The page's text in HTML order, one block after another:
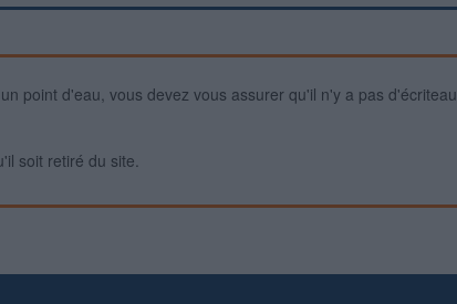
point d'eau, vous devez vous assurer qu'il n'y a pas d'écriteau
soit retiré du site.